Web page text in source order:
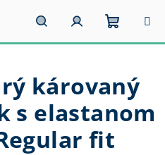
HľadaťPrihlásenie
košík
károvaný
s elastanom
fit